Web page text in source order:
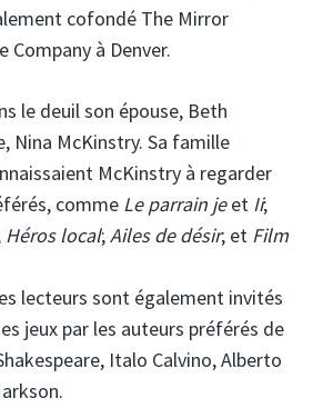
cofondé The Mirror
Company à Denver.
le deuil son épouse, Beth
Nina McKinstry. Sa famille
McKinstry à regarder
comme Le parrain jeet Ii;
Héros local;Ailes de désir; et Film
lecteurs sont également invités
jeux par les auteurs préférés de
Italo Calvino, Alberto